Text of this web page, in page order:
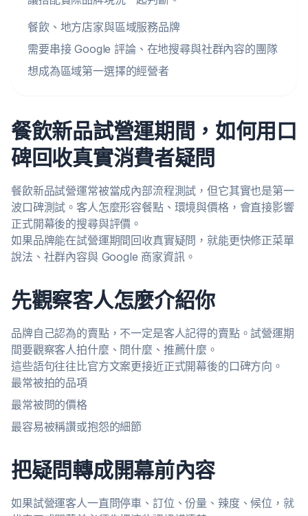
餐飲、地方店家與區域服務品牌
需要串接 Google 評論、在地搜尋與社群內容的團隊
想成為區域第一選擇的經營者
餐飲新品試營運期間，如何用口
碑回收真實消費者疑問
餐飲新品試營運常被當成內部流程測試，但它其實也是第一
波口碑測試。客人怎麼形容餐點、環境與價格，會直接影響
正式開幕後的搜尋與評價。
如果品牌能在試營運期間回收真實疑問，就能更快修正菜單
說法、社群內容與 Google 商家資訊。
先觀察客人怎麼介紹你
品牌自己認為的賣點，不一定是客人記得的賣點。試營運期
間要觀察客人拍什麼、問什麼、推薦什麼。
這些語句往往比官方文案更接近正式開幕後的口碑方向。
最常被拍的品項
最常被問的價格
最容易被稱讚或抱怨的細節
把疑問轉成開幕前內容
如果試營運客人一直問停車、訂位、份量、辣度、候位，就